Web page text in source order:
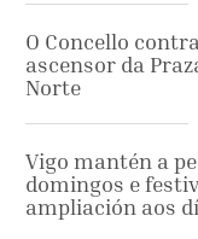
O Concello
ascensor da
Norte
Vigo mantén a
domingos e
ampliación aos